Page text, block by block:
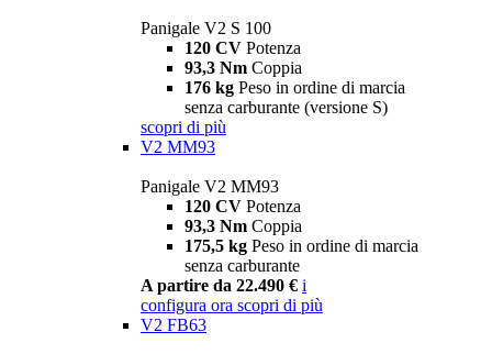
Panigale V2 S 100
120 CV Potenza
93,3 Nm Coppia
176 kg Peso in ordine di marcia
senza carburante (versione S)
scopri di più
V2 MM93
Panigale V2 MM93
120 CV Potenza
93,3 Nm Coppia
175,5 kg Peso in ordine di marcia
senza carburante
A partire da 22.490 € i
configura ora scopri di più
V2 FB63